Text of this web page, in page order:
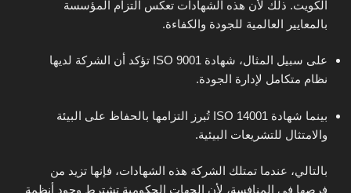
الكويت. ذلك لأن هذه الشهادات تعكس التزام المؤسسة
بالمعايير العالمية للجودة والكفاءة.
على سبيل المثال، شهادة ISO 9001 تؤكد أن الشركة لديها
نظام متكامل لإدارة الجودة.
بينما شهادة ISO 14001 تُبرز التزامها بالحفاظ على البيئة
والامتثال للتشريعات البيئية.
بالتالي، عندما تمتلك الشركة هذه الشهادات، فإنها تزيد من
فرصها في المنافسة، لأن الجهات الحكومية تشترط وجود أنظمة